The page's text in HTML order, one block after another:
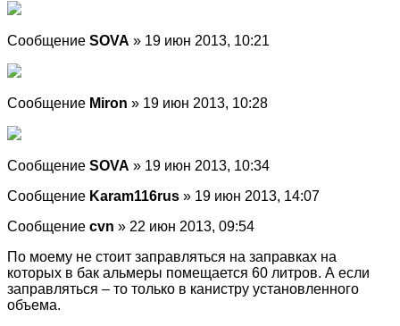
Сообщение SOVA » 19 июн 2013, 10:21
Сообщение Miron » 19 июн 2013, 10:28
Сообщение SOVA » 19 июн 2013, 10:34
Сообщение Karam116rus » 19 июн 2013, 14:07
Сообщение cvn » 22 июн 2013, 09:54
По моему не стоит заправляться на заправках на
которых в бак альмеры помещается 60 литров. А если
заправляться – то только в канистру установленного
объема.